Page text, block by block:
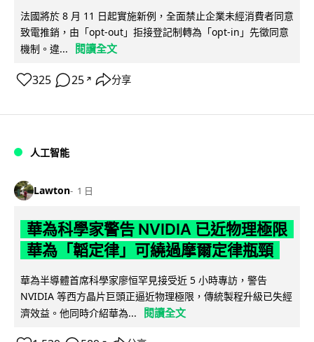
法國將於 8 月 11 日起實施新例，全面禁止企業未經消費者同意
致電推銷，由「opt-out」拒接登記制轉為「opt-in」先徵同意
機制。違...
閱讀全文
325 25 ↗ 分享
人工智能
Lawton 1 日
華為科學家警告 NVIDIA 已近物理極限
華為「韜定律」可繞過摩爾定律瓶頸
華為半導體首席科學家廖恒罕見接受近 5 小時專訪，警告
NVIDIA 等西方晶片巨頭正逼近物理極限，傳統製程升級已失經
濟效益。他同時介紹華為...
閱讀全文